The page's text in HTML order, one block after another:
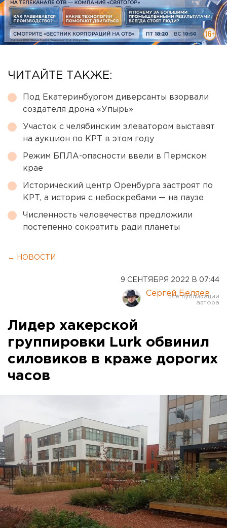
ЧИТАЙТЕ ТАКЖЕ:
Под Екатеринбургом диверсанты взорвали
создателя дрона «Упырь»
Участок с челябинским элеватором выставят
на аукцион по КРТ в этом году
Режим БПЛА-опасности ввели в Пермском
крае
Исторический центр Оренбурга застроят по
КРТ, а история с небоскребами — на паузе
Численность человечества предложили
постепенно сократить ради планеты
← НОВОСТИ
9 СЕНТЯБРЯ 2022 В 07:44
Сергей Беляев
Лидер хакерской
группировки Lurk обвинил
силовиков в краже дорогих
часов